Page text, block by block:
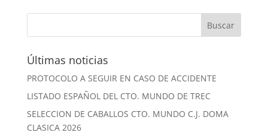
Últimas noticias
PROTOCOLO A SEGUIR EN CASO DE ACCIDENTE
LISTADO ESPAÑOL DEL CTO. MUNDO DE TREC
SELECCION DE CABALLOS CTO. MUNDO C.J. DOMA
CLASICA 2026